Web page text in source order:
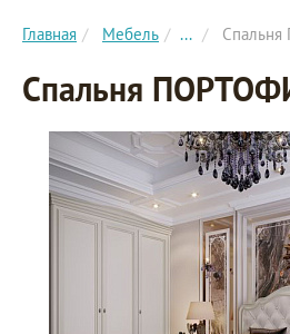
Главная Мебель ...
Спальня